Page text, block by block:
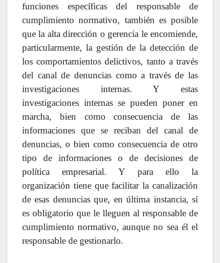
funciones específicas del responsable de
cumplimiento normativo, también es posible
que la alta dirección o gerencia le encomiende,
particularmente, la gestión de la detección de
los comportamientos delictivos, tanto a través
del canal de denuncias como a través de las
investigaciones internas. Y estas
investigaciones internas se pueden poner en
marcha, bien como consecuencia de las
informaciones que se reciban del canal de
denuncias, o bien como consecuencia de otro
tipo de informaciones o de decisiones de
política empresarial. Y para ello la
organización tiene que facilitar la canalización
de esas denuncias que, en última instancia, sí
es obligatorio que le lleguen al responsable de
cumplimiento normativo, aunque no sea él el
responsable de gestionarlo.